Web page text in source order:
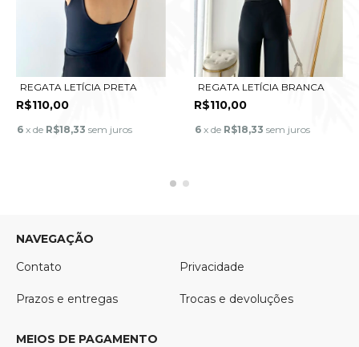
REGATA LETÍCIA PRETA
R$110,00
6 x de R$18,33 sem juros
REGATA LETÍCIA BRANCA
R$110,00
6 x de R$18,33 sem juros
NAVEGAÇÃO
Contato
Privacidade
Prazos e entregas Trocas e devoluções
MEIOS DE PAGAMENTO